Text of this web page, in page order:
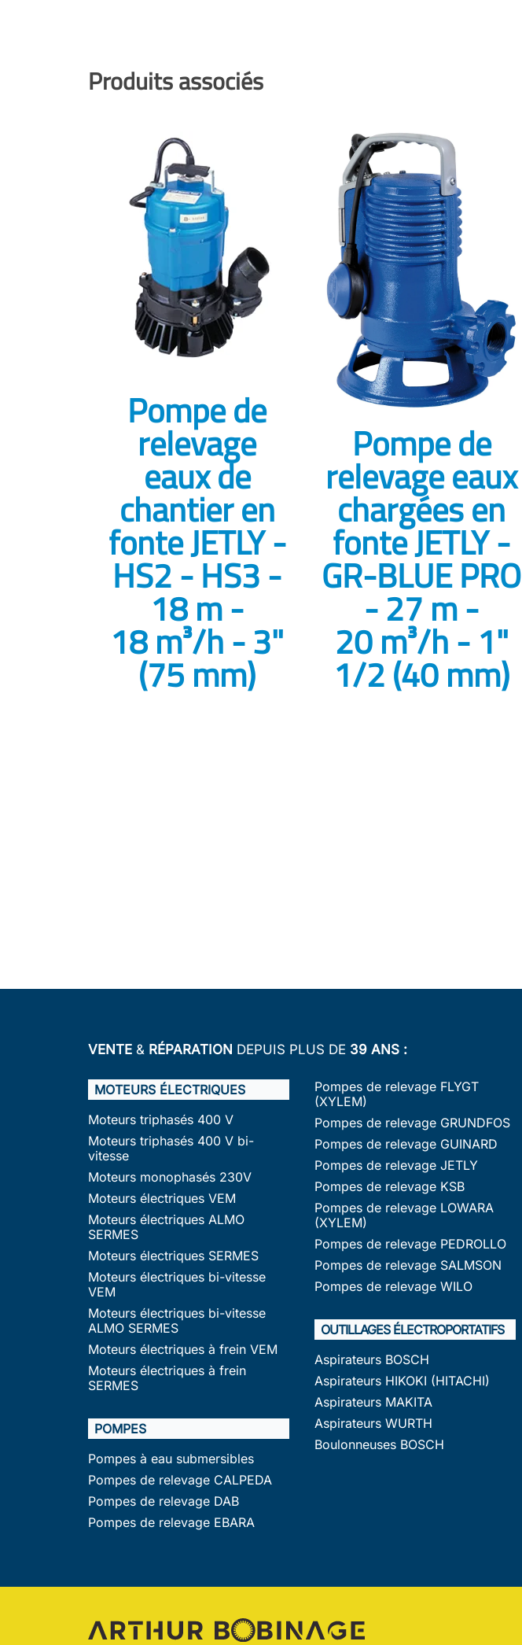
Produits associés
Pompe de
relevage
eaux de
chantier en
fonte JETLY -
HS2 - HS3 -
18 m -
18 m³/h - 3"
(75 mm)
Pompe de
relevage eaux
chargées en
fonte JETLY -
GR-BLUE PRO
- 27 m -
20 m³/h - 1"
1/2 (40 mm)
VENTE & RÉPARATION DEPUIS PLUS DE 39 ANS :
MOTEURS ÉLECTRIQUES
Moteurs triphasés 400 V
Moteurs triphasés 400 V bi-
vitesse
Moteurs monophasés 230V
Moteurs électriques VEM
Moteurs électriques ALMO
SERMES
Moteurs électriques SERMES
Moteurs électriques bi-vitesse
VEM
Moteurs électriques bi-vitesse
ALMO SERMES
Moteurs électriques à frein VEM
Moteurs électriques à frein
SERMES
POMPES
Pompes à eau submersibles
Pompes de relevage CALPEDA
Pompes de relevage DAB
Pompes de relevage EBARA
Pompes de relevage FLYGT
(XYLEM)
Pompes de relevage GRUNDFOS
Pompes de relevage GUINARD
Pompes de relevage JETLY
Pompes de relevage KSB
Pompes de relevage LOWARA
(XYLEM)
Pompes de relevage PEDROLLO
Pompes de relevage SALMSON
Pompes de relevage WILO
OUTILLAGES ÉLECTROPORTATIFS
Aspirateurs BOSCH
Aspirateurs HIKOKI (HITACHI)
Aspirateurs MAKITA
Aspirateurs WURTH
Boulonneuses BOSCH